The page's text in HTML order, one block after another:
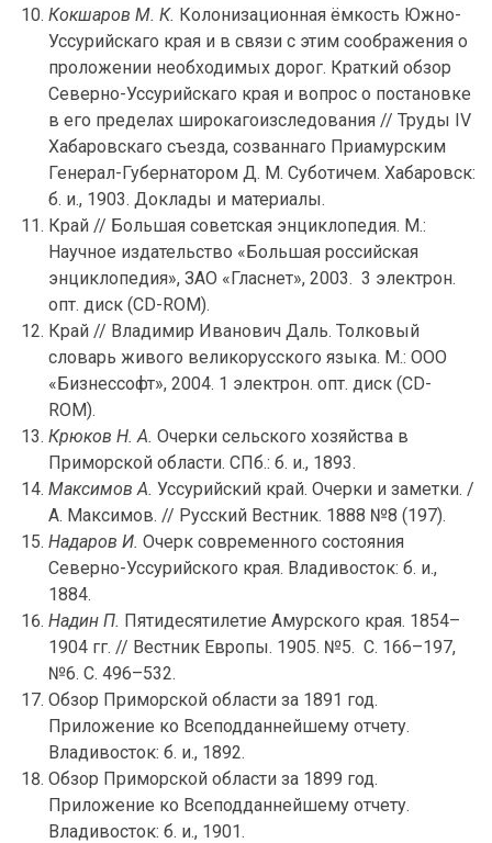
Кокшаров М. К. Колонизационная ёмкость Южно-
Уссурийскаго края и в связи с этим соображения о
проложении необходимых дорог. Краткий обзор
Северно-Уссурийскаго края и вопрос о постановке
в его пределах широкагоизследования // Труды IV
Хабаровскаго съезда, созваннаго Приамурским
Генерал-Губернатором Д. М. Суботичем. Хабаровск:
б. и., 1903. Доклады и материалы.
Край // Большая советская энциклопедия. М.:
Научное издательство «Большая российская
энциклопедия», ЗАО «Гласнет», 2003. 3 электрон.
опт. диск (CD-ROM).
Край // Владимир Иванович Даль. Толковый
словарь живого великорусского языка. М.: ООО
«Бизнессофт», 2004. 1 электрон. опт. диск (CD-
ROM).
Крюков Н. А. Очерки сельского хозяйства в
Приморской области. СПб.: б. и., 1893.
Максимов А. Уссурийский край. Очерки и заметки. /
А. Максимов. // Русский Вестник. 1888 №8 (197).
Надаров И. Очерк современного состояния
Северно-Уссурийского края. Владивосток: б. и.,
1884.
Надин П. Пятидесятилетие Амурского края. 1854–
1904 гг. // Вестник Европы. 1905. №5. С. 166–197,
№6. С. 496–532.
Обзор Приморской области за 1891 год.
Приложение ко Всеподданнейшему отчету.
Владивосток: б. и., 1892.
Обзор Приморской области за 1899 год.
Приложение ко Всеподданнейшему отчету.
Владивосток: б. и., 1901.